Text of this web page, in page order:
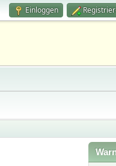
Einloggen